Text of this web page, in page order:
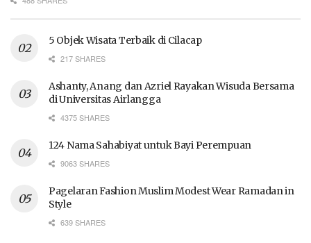
5 Objek Wisata Terbaik di Cilacap
217 SHARES
Ashanty, Anang dan Azriel Rayakan Wisuda Bersama
di Universitas Airlangga
4375 SHARES
124 Nama Sahabiyat untuk Bayi Perempuan
9063 SHARES
Pagelaran Fashion Muslim Modest Wear Ramadan in
Style
639 SHARES